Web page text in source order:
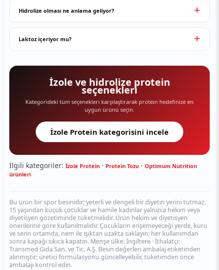
Hidrolize olması ne anlama geliyor?
Laktoz içeriyor mu?
İzole ve hidrolize protein
seçenekleri
Kategorideki tüm seçenekleri karşılaştırarak protein hedefinize en
uygun ürünü seçin.
İzole Protein kategorisini incele
İlgili kategoriler: İzole Protein · Protein Tozu · Optimum Nutrition
ürünleri
Bu ürün bir spor besinidir; yeterli ve dengeli bir diyetin yerini tutmaz.
15 yaşından küçük çocuklar ve hamile kadınlar yalnızca hekim veya
diyetisyen gözetiminde tüketmelidir. Ürün hekim ve diyetisyen
önerilerine göre kullanılmalıdır. Çocukların erişemeyeceği yerde, kuru
ve serin ortamda, nem ile ışıktan uzakta saklayın; her kullanımdan
sonra kapağı sıkıca kapatın. Menşe ülke: İngiltere · İthalatçı:
Transmed Gıda San. ve Tic. A.Ş. Besin değerleri ambalaj etiketinden
alınmıştır; üretici formülasyonu güncelleyebilir, tüketimden önce
ambalajı kontrol edin.